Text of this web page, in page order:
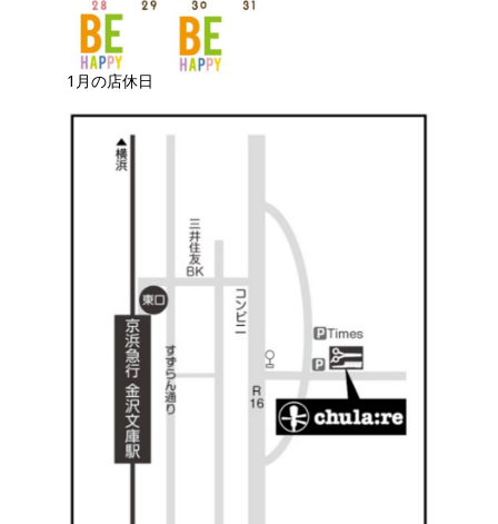
1月の店休日